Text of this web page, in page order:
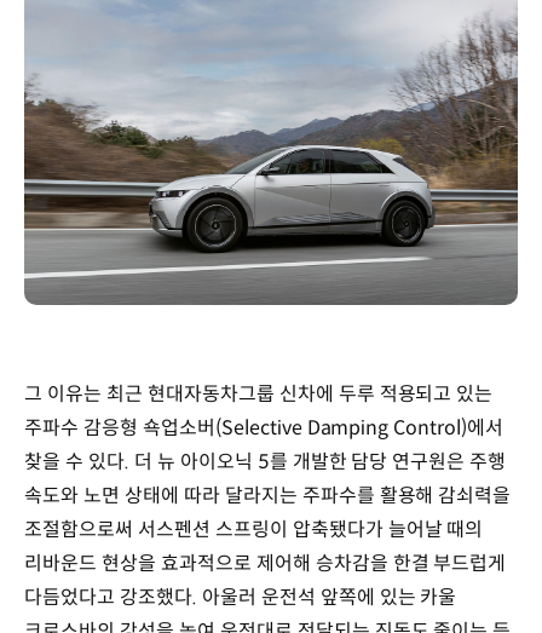
그 이유는 최근 현대자동차그룹 신차에 두루 적용되고 있는
주파수 감응형 쇽업소버(Selective Damping Control)에서
찾을 수 있다. 더 뉴 아이오닉 5를 개발한 담당 연구원은 주행
속도와 노면 상태에 따라 달라지는 주파수를 활용해 감쇠력을
조절함으로써 서스펜션 스프링이 압축됐다가 늘어날 때의
리바운드 현상을 효과적으로 제어해 승차감을 한결 부드럽게
다듬었다고 강조했다. 아울러 운전석 앞쪽에 있는 카울